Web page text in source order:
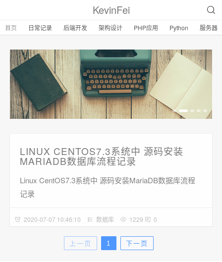
KevinFei
首页 日常记录 后端开发 架构设计 PHP应用 Python 服务器
LINUX CENTOS7.3系统中 源码安装
MARIADB数据库流程记录
Linux CentOS7.3系统中 源码安装MariaDB数据库流程
记录
2020-07-07 10:46:10 数据库 1229 0
上一页 1 下一页